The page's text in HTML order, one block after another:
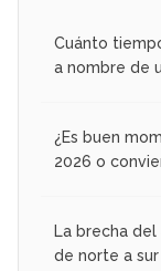
Cuánto
a nombre de
¿Es buen
2026 o
La brecha
de norte a sur